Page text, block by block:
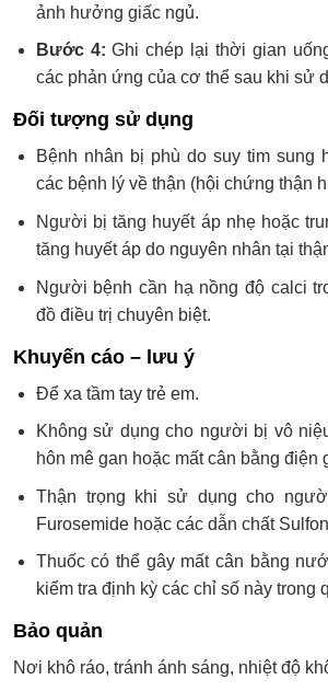
ảnh hưởng giấc ngủ.
Bước 4: Ghi chép lại thời gian
các phản ứng của cơ thể sau khi sử
Đối tượng sử dụng
Bệnh nhân bị phù do suy tim sung
các bệnh lý về thận (hội chứng thận
Người bị tăng huyết áp nhẹ hoặc
tăng huyết áp do nguyên nhân tại
Người bệnh cần hạ nồng độ calci
đồ điều trị chuyên biệt.
Khuyến cáo – lưu ý
Để xa tầm tay trẻ em.
Không sử dụng cho người bị vô
hôn mê gan hoặc mất cân bằng điện
Thận trọng khi sử dụng cho
Furosemide hoặc các dẫn chất
Thuốc có thể gây mất cân bằng
kiểm tra định kỳ các chỉ số này trong
Bảo quản
Nơi khô ráo, tránh ánh sáng, nhiệt độ